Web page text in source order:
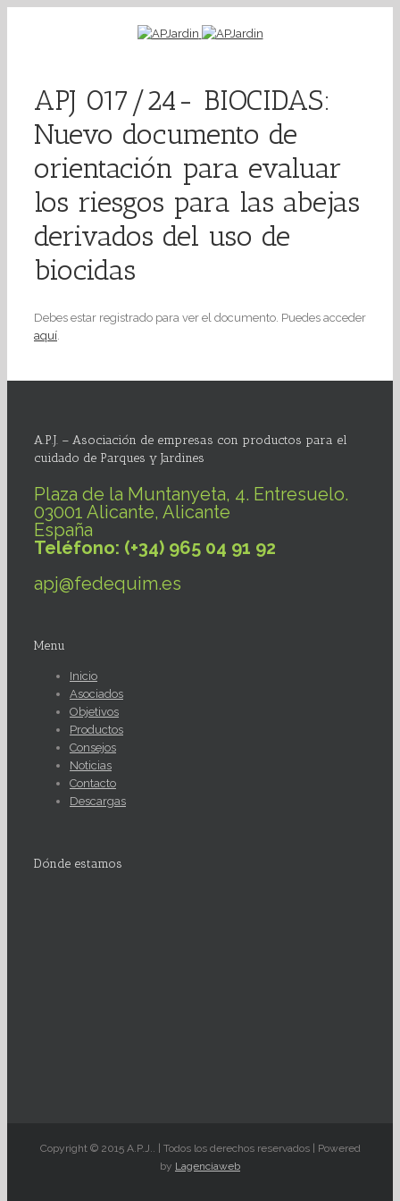
APJ 017/24- BIOCIDAS:
Nuevo documento de
orientación para evaluar
los riesgos para las abejas
derivados del uso de
biocidas
Debes estar registrado para ver el documento. Puedes acceder
aquí.
A.P.J. – Asociación de empresas con productos para el
cuidado de Parques y Jardines
Plaza de la Muntanyeta, 4. Entresuelo.
03001 Alicante, Alicante
España
Teléfono: (+34) 965 04 91 92
apj@fedequim.es
Menu
Inicio
Asociados
Objetivos
Productos
Consejos
Noticias
Contacto
Descargas
Dónde estamos
Copyright © 2015 A.P.J.. | Todos los derechos reservados | Powered
by Lagenciaweb